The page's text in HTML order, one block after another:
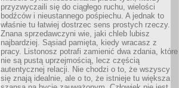
przyzwyczaili się do ciągłego ruchu, wielości
bodźców i nieustannego pośpiechu. A jednak to
właśnie tu łatwiej dostrzec sens prostych rzeczy.
Znana sprzedawczyni wie, jaki chleb lubisz
najbardziej. Sąsiad pamięta, kiedy wracasz z
pracy. Listonosz potrafi zamienić dwa zdania, które
nie są pustą uprzejmością, lecz częścią
autentycznej relacji. Nie chodzi o to, że wszyscy
się znają idealnie, ale o to, że istnieje tu większa